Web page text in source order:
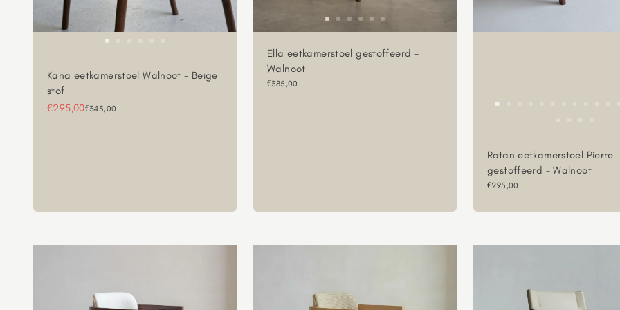
Kana eetkamerstoel Walnoot - Beige
stof
Aanbiedingsprijs
€295,00Normale prijs
€345,00
Ella eetkamerstoel gestoffeerd -
Walnoot
Aanbiedingsprijs
€385,00
Rotan eetkamerstoel Pierre
gestoffeerd - Walnoot
Aanbiedingsprijs
€295,00